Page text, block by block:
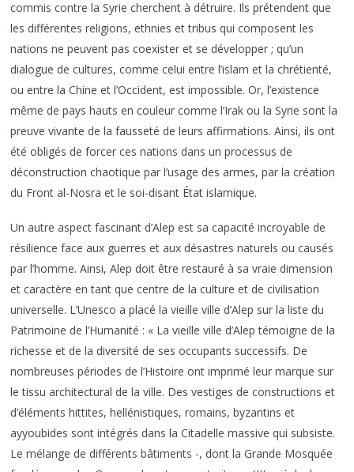
commis contre la Syrie cherchent à détruire. Ils prétendent que
les différentes religions, ethnies et tribus qui composent les
nations ne peuvent pas coexister et se développer ; qu’un
dialogue de cultures, comme celui entre l’islam et la chrétienté,
ou entre la Chine et l’Occident, est impossible. Or, l’existence
même de pays hauts en couleur comme l’Irak ou la Syrie sont la
preuve vivante de la fausseté de leurs affirmations. Ainsi, ils ont
été obligés de forcer ces nations dans un processus de
déconstruction chaotique par l’usage des armes, par la création
du Front al-Nosra et le soi-disant État islamique.
Un autre aspect fascinant d’Alep est sa capacité incroyable de
résilience face aux guerres et aux désastres naturels ou causés
par l’homme. Ainsi, Alep doit être restauré à sa vraie dimension
et caractère en tant que centre de la culture et de civilisation
universelle. L’Unesco a placé la vieille ville d’Alep sur la liste du
Patrimoine de l’Humanité : « La vieille ville d’Alep témoigne de la
richesse et de la diversité de ses occupants successifs. De
nombreuses périodes de l’Histoire ont imprimé leur marque sur
le tissu architectural de la ville. Des vestiges de constructions et
d’éléments hittites, hellénistiques, romains, byzantins et
ayyoubides sont intégrés dans la Citadelle massive qui subsiste.
Le mélange de différents bâtiments -, dont la Grande Mosquée